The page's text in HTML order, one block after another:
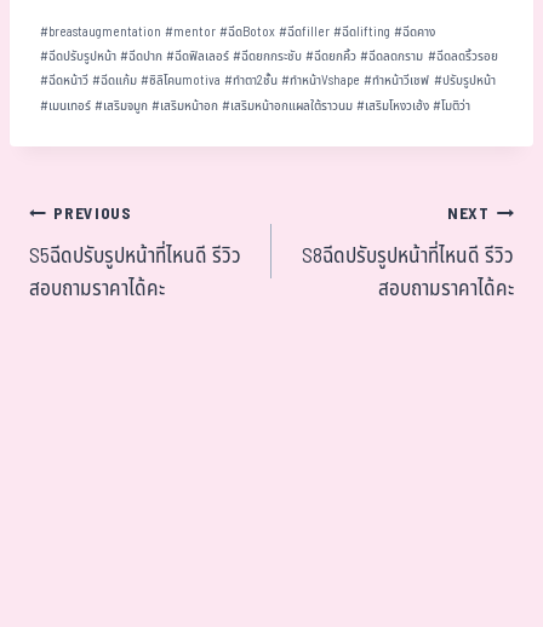
#breastaugmentation #mentor#ฉีดBotox#ฉีดfiller#ฉีดlifting #ฉีดคาง
#ฉีดปรับรูปหน้า#ฉีดปาก#ฉีดฟิลเลอร์#ฉีดยกกระชับ#ฉีดยกคิ้ว #ฉีดลดกราม #ฉีดลดริ้วรอย
#ฉีดหน้าวี#ฉีดแก้ม#ซิลิโคนmotiva #ทำตา2ชั้น#ทำหน้าVshape #ทำหน้าวีเชฟ #ปรับรูปหน้า
#เมนเทอร์#เสริมจมูก#เสริมหน้าอก#เสริมหน้าอกแผลใต้ราวนม#เสริมโหงวเฮ้ง #โมติว่า
PREVIOUS
S5ฉีดปรับรูปหน้าที่ไหนดี รีวิว
สอบถามราคาได้คะ
NEXT
S8ฉีดปรับรูปหน้าที่ไหนดี รีวิว
สอบถามราคาได้คะ